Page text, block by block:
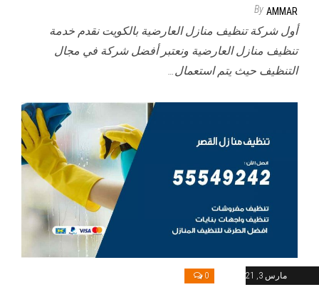
By AMMAR
أول شركة تنظيف منازل العارضية بالكويت نقدم خدمة
تنظيف منازل العارضية ونعتبر أفضل شركة في مجال
التنظيف حيث يتم استعمال…
مارس 3, 2021 0